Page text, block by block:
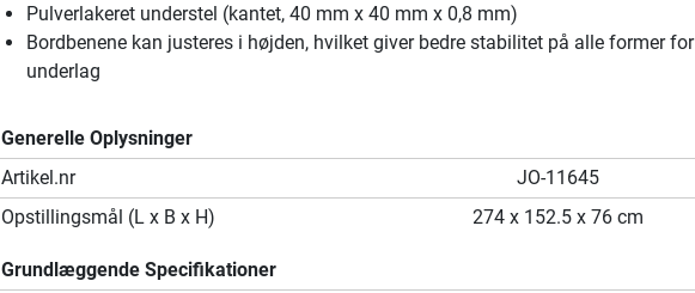
Pulverlakeret understel (kantet, 40 mm x 40 mm x 0,8 mm)
Bordbenene kan justeres i højden, hvilket giver bedre stabilitet på alle former for
underlag
Generelle Oplysninger
Artikel.nr
JO-11645
Opstillingsmål (L x B x H)
274 x 152.5 x 76 cm
Grundlæggende Specifikationer